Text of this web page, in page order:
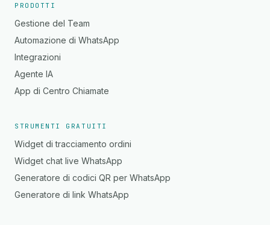
PRODOTTI
Gestione del Team
Automazione di WhatsApp
Integrazioni
Agente IA
App di Centro Chiamate
STRUMENTI GRATUITI
Widget di tracciamento ordini
Widget chat live WhatsApp
Generatore di codici QR per WhatsApp
Generatore di link WhatsApp